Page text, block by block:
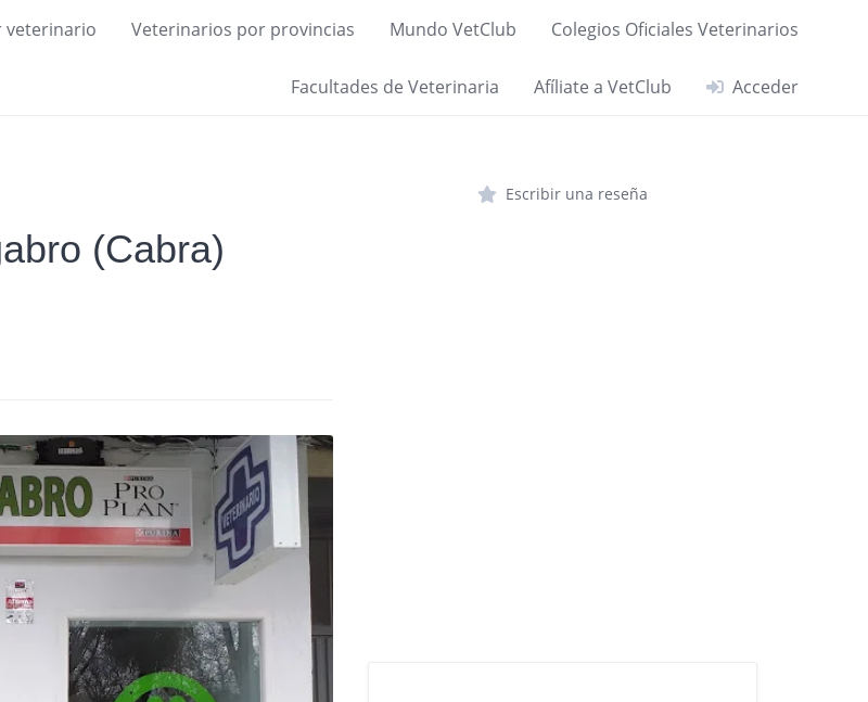
veterinario Veterinarios por provincias Mundo VetClub Colegios Oficiales Veterinarios
Facultades de Veterinaria Afíliate a VetClub Acceder
(Cabra)
Escribir una reseña